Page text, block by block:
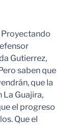
Proyectando
Gutierrez,
saben que
que la
La Guajira,
el progreso
Que el